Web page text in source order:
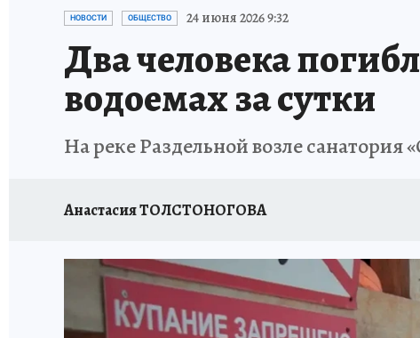
ОТДЫХ В РОССИИ ЗАПОВЕДНАЯ РОССИЯ
НОВОСТИ ОБЩЕСТВО 24 июня 2026 9:32
Два человека
водоемах за сутки
На реке Раздельной возле
Анастасия ТОЛСТОНОГОВА